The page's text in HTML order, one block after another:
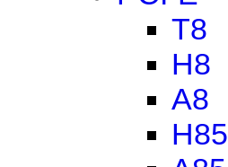
T8
H8
A8
H85